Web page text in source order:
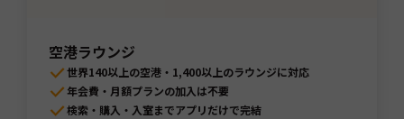
空港ラウンジ
世界140以上の空港・1,400以上のラウンジに対応
年会費・月額プランの加入は不要
検索・購入・入室までアプリだけで完結